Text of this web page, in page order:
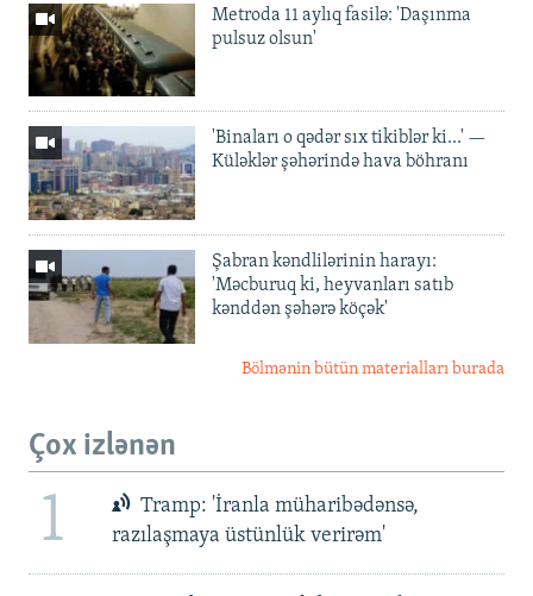
Metroda 11 aylıq fasilə: 'Daşınma
pulsuz olsun'
'Binaları o qədər sıx tikiblər ki...' —
Küləklər şəhərində hava böhranı
Şabran kəndlilərinin harayı:
'Məcburuq ki, heyvanları satıb
kənddən şəhərə köçək'
Bölmənin bütün materialları burada
Çox izlənən
1
Tramp: 'İranla müharibədənsə,
razılaşmaya üstünlük verirəm'